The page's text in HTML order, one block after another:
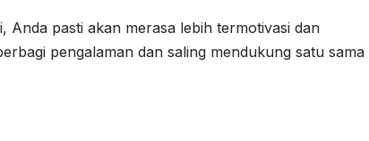
Anda pasti akan merasa lebih termotivasi dan
pengalaman dan saling mendukung satu sama